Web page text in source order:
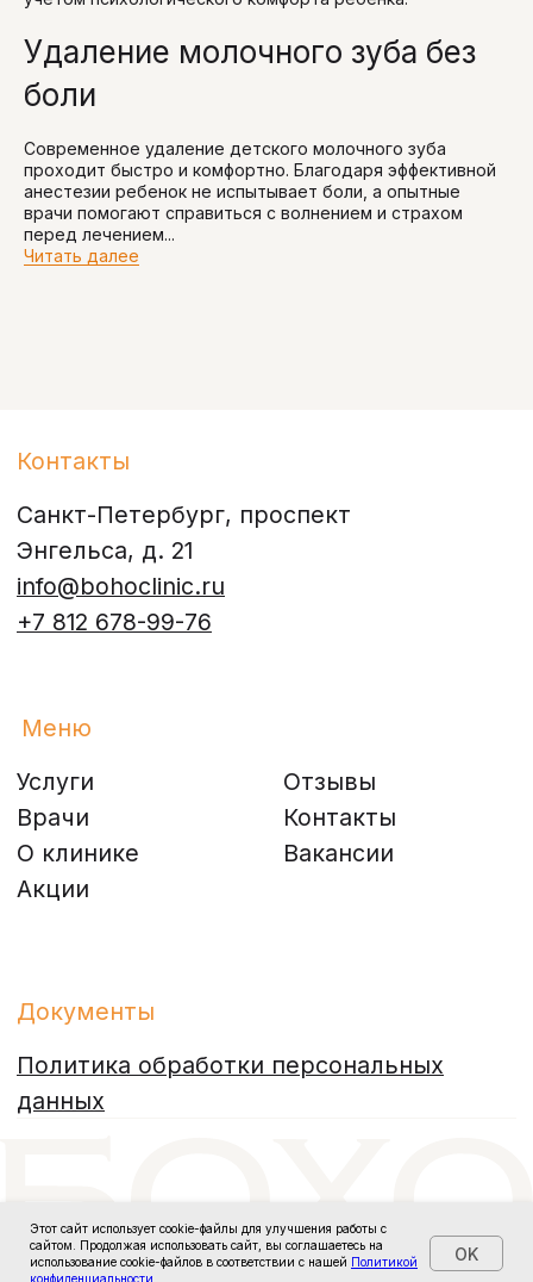
Удаление молочного зуба без
боли
Современное удаление детского молочного зуба
проходит быстро и комфортно. Благодаря эффективной
анестезии ребенок не испытывает боли, а опытные
врачи помогают справиться с волнением и страхом
перед лечением...
Читать далее
Этот сайт использует cookie-файлы для улучшения работы с
сайтом. Продолжая использовать сайт, вы соглашаетесь на
использование cookie-файлов в соответствии с нашей Политикой
конфиденциальности.
OK
Made on Tilda